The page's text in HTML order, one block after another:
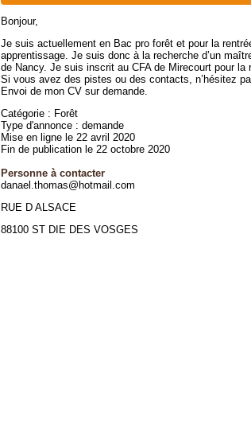
Bonjour,
Je suis actuellement en Bac pro forêt et pour la
apprentissage. Je suis donc à la recherche d’un
de Nancy. Je suis inscrit au CFA de Mirecourt pour la
Si vous avez des pistes ou des contacts, n’hésitez
Envoi de mon CV sur demande.
Catégorie : Forêt
Type d'annonce : demande
Mise en ligne le 22 avril 2020
Fin de publication le 22 octobre 2020
Personne à contacter
danael.thomas@hotmail.com
RUE D ALSACE
88100 ST DIE DES VOSGES